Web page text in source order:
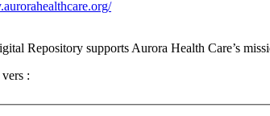
Repository supports Aurora Health Care’s
: